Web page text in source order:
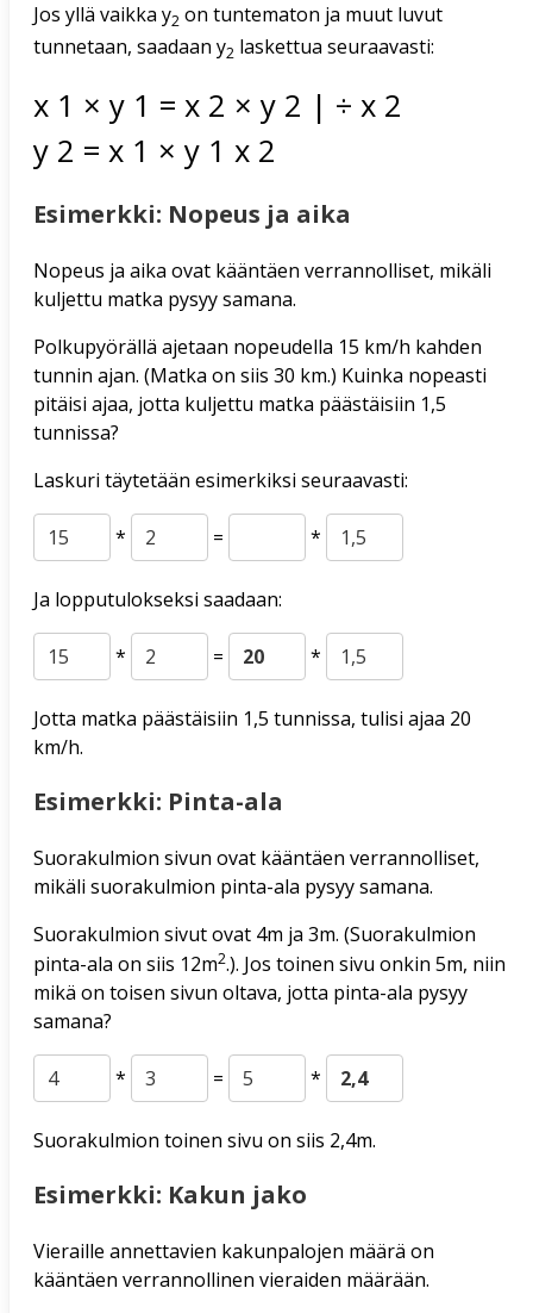
Jos yllä vaikka y2 on tuntematon ja muut luvut
tunnetaan, saadaan y2 laskettua seuraavasti:
x 1 × y 1 = x 2 × y 2 | ÷ x 2
y 2 = x 1 × y 1 x 2
Esimerkki: Nopeus ja aika
Nopeus ja aika ovat kääntäen verrannolliset, mikäli
kuljettu matka pysyy samana.
Polkupyörällä ajetaan nopeudella 15 km/h kahden
tunnin ajan. (Matka on siis 30 km.) Kuinka nopeasti
pitäisi ajaa, jotta kuljettu matka päästäisiin 1,5
tunnissa?
Laskuri täytetään esimerkiksi seuraavasti:
* = *
Ja lopputulokseksi saadaan:
* = *
Jotta matka päästäisiin 1,5 tunnissa, tulisi ajaa 20
km/h.
Esimerkki: Pinta-ala
Suorakulmion sivun ovat kääntäen verrannolliset,
mikäli suorakulmion pinta-ala pysyy samana.
Suorakulmion sivut ovat 4m ja 3m. (Suorakulmion
pinta-ala on siis 12m2.). Jos toinen sivu onkin 5m, niin
mikä on toisen sivun oltava, jotta pinta-ala pysyy
samana?
* = *
Suorakulmion toinen sivu on siis 2,4m.
Esimerkki: Kakun jako
Vieraille annettavien kakunpalojen määrä on
kääntäen verrannollinen vieraiden määrään.